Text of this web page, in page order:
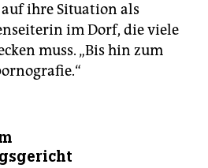
ihre Situation als
im Dorf, die viele
muss. „Bis hin zum